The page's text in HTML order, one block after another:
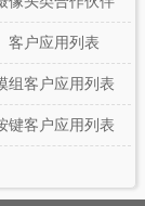
客户应用列表
组客户应用列表
键客户应用列表